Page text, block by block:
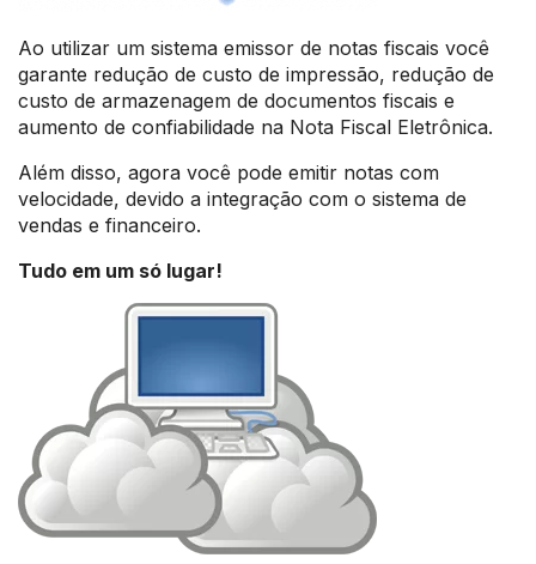
Ao utilizar um sistema emissor de notas fiscais você
garante redução de custo de impressão, redução de
custo de armazenagem de documentos fiscais e
aumento de confiabilidade na Nota Fiscal Eletrônica.
Além disso, agora você pode emitir notas com
velocidade, devido a integração com o sistema de
vendas e financeiro.
Tudo em um só lugar!